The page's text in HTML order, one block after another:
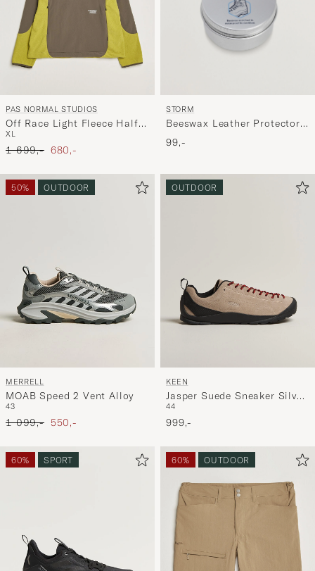
PAS NORMAL STUDIOS
Off Race Light Fleece Half
Zip Moss Green
XL
Ordinary pris
1 699,- Nedsat pris
680,-
STORM
Beeswax Leather Protector
100ml
99,-
50% OUTDOOR
MERRELL
MOAB Speed 2 Vent Alloy
43
Ordinary pris
1 099,- Nedsat pris
550,-
OUTDOOR
KEEN
Jasper Suede Sneaker Silver
Mink
44
999,-
60% SPORT 60% OUTDOOR